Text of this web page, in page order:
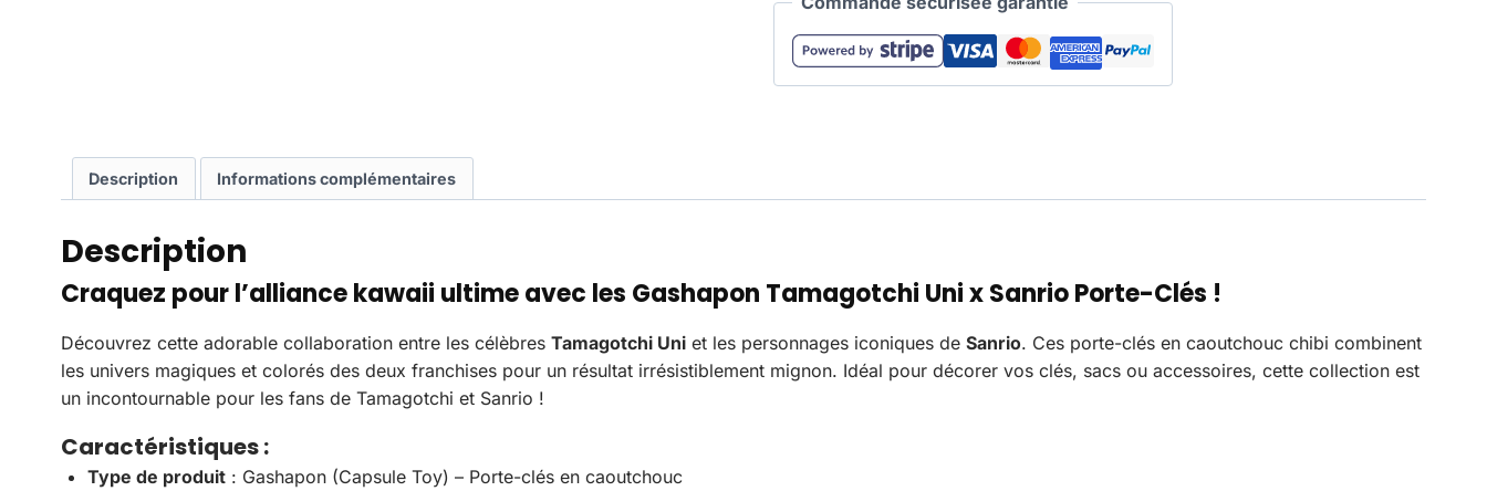
Description Informations complémentaires
Description
Craquez pour l’alliance kawaii ultime avec les Gashapon Tamagotchi Uni x Sanrio Porte-Clés !
Découvrez cette adorable collaboration entre les célèbres Tamagotchi Uni et les personnages iconiques de Sanrio. Ces porte-clés en caoutchouc chibi combinent
les univers magiques et colorés des deux franchises pour un résultat irrésistiblement mignon. Idéal pour décorer vos clés, sacs ou accessoires, cette collection est
un incontournable pour les fans de Tamagotchi et Sanrio !
Caractéristiques:
Type de produit : Gashapon (Capsule Toy) – Porte-clés en caoutchouc